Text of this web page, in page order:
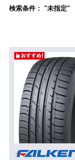
検索条件： "未指定"